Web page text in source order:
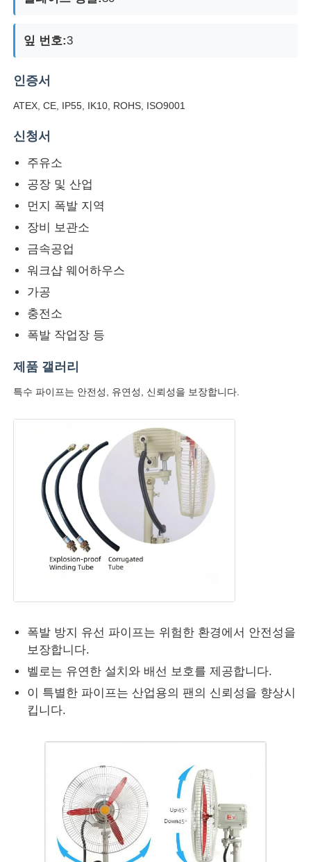
잎 번호:3
인증서
ATEX, CE, IP55, IK10, ROHS, ISO9001
신청서
주유소
공장 및 산업
먼지 폭발 지역
장비 보관소
금속공업
워크샵 웨어하우스
가공
충전소
폭발 작업장 등
제품 갤러리
특수 파이프는 안전성, 유연성, 신뢰성을 보장합니다.
폭발 방지 유선 파이프는 위험한 환경에서 안전성을
보장합니다.
벨로는 유연한 설치와 배선 보호를 제공합니다.
이 특별한 파이프는 산업용의 팬의 신뢰성을 향상시
킵니다.